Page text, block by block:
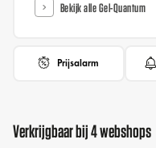
Bekijk alle Gel-Quantum
Prijsalarm
Verkrijgbaar bij 4 webshops